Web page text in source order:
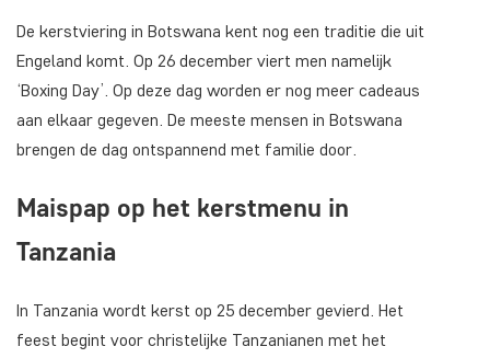
De kerstviering in Botswana kent nog een traditie die uit
Engeland komt. Op 26 december viert men namelijk
‘Boxing Day’. Op deze dag worden er nog meer cadeaus
aan elkaar gegeven. De meeste mensen in Botswana
brengen de dag ontspannend met familie door.
Maispap op het kerstmenu in
Tanzania
In Tanzania wordt kerst op 25 december gevierd. Het
feest begint voor christelijke Tanzanianen met het